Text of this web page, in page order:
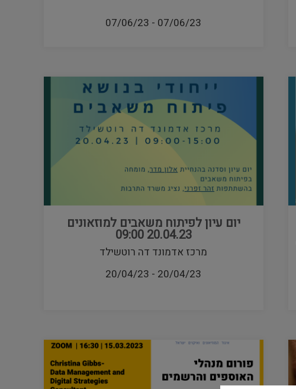
07/06/23
-
07/06/23
יום עיון לפיתוח משאבים למוזאונים
20.04.23 09:00
מרכז אדמונד דה רוטשילד
20/04/23
-
20/04/23